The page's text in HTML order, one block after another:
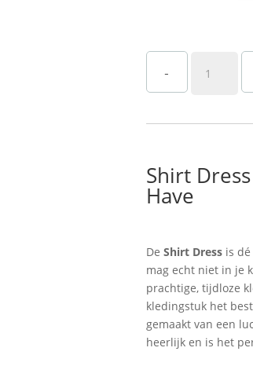
-
Linnen
–
Luchtige
Must-
Shirt
Have
De Shirt Dressis dé
mag echt niet in je
prachtige, tijdloze
kledingstuk het
gemaakt van een
heerlijk en is het